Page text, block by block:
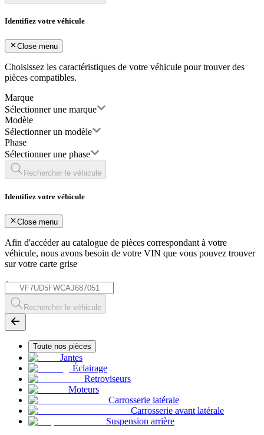
Identifiez votre véhicule
Close menu
Choisissez les caractéristiques de votre véhicule pour trouver des
pièces compatibles.
Marque
Sélectionner une marque
Modèle
Sélectionner un modèle
Phase
Sélectionner une phase
Rechercher le véhicule
Identifiez votre véhicule
Close menu
Afin d'accéder au catalogue de pièces correspondant à votre
véhicule, nous avons besoin de votre VIN que vous pouvez trouver
sur votre carte grise
*
Rechercher le véhicule
Toute nos pièces
Jantes
Éclairage
Retroviseurs
Moteurs
Carrosserie latérale
Carrosserie avant latérale
Suspension arrière